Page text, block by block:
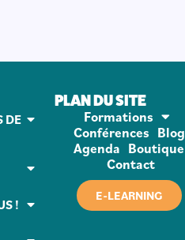
DE
!
PLAN DU SITE
Formations
Conférences Blog
Agenda Boutique
Contact
E-LEARNING